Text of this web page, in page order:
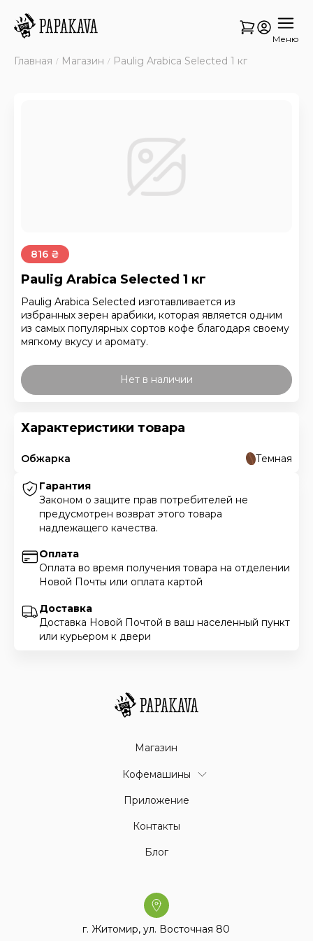
Меню
Главная Магазин Paulig Arabica Selected 1 кг
816 ₴
Paulig Arabica Selected 1 кг
Paulig Arabica Selected изготавливается из
избранных зерен арабики, которая является одним
из самых популярных сортов кофе благодаря своему
мягкому вкусу и аромату.
Нет в наличии
Характеристики товара
Обжарка Темная
Гарантия
Законом о защите прав потребителей не
предусмотрен возврат этого товара
надлежащего качества.
Оплата
Оплата во время получения товара на отделении
Новой Почты или оплата картой
Доставка
Доставка Новой Почтой в ваш населенный пункт
или курьером к двери
Магазин
Кофемашины
Приложение
Контакты
Блог
г. Житомир, ул. Восточная 80